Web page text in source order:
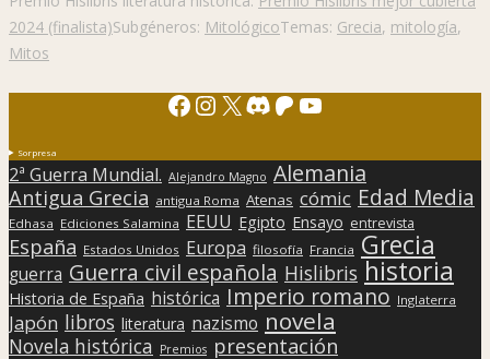
2024 (finalista)Subgéneros: MitológicoTemas: Grecia, mitología,
Mitos
Facebook
Instagram
X Discord
Patreon
YouTube
Sorpresa
2ª Guerra Mundial. Alejandro Magno Alemania
Antigua Grecia antigua Roma Atenas cómic Edad Media
Edhasa Ediciones Salamina EEUU Egipto Ensayo entrevista
España Estados Unidos Europa filosofía Francia Grecia
guerra Guerra civil española Hislibris historia
Historia de España histórica Imperio romano Inglaterra
Japón libros literatura nazismo novela
Novela histórica Premios presentación